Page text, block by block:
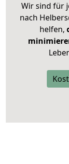
Wir sind für
nach
helfen,